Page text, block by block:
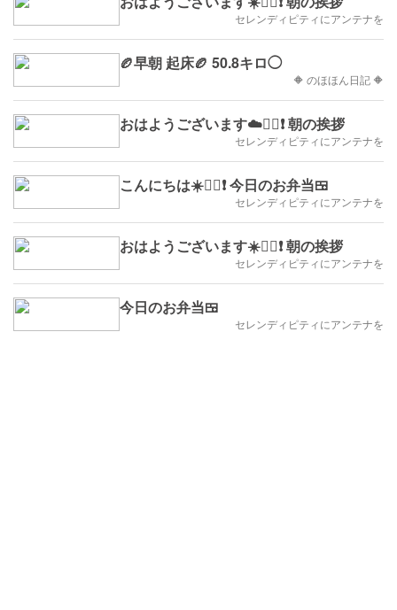
セレンディピティにアンテナを
🏉早朝 起床🏉 50.8キロ◯
🔶 のほほん日記 🔶
おはようございます☁️🙋‍♀️❗ 朝の挨拶
セレンディピティにアンテナを
こんにちは☀️🙋‍♀️❗ 今日のお弁当🍱
セレンディピティにアンテナを
おはようございます☀️🙋‍♀️❗ 朝の挨拶
セレンディピティにアンテナを
今日のお弁当🍱
セレンディピティにアンテナを